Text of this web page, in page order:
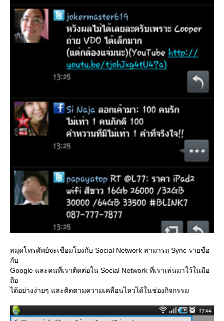
สมุดโทรศัพย์จะเชื่อมโยงกับ Social Network สามารถ Sync รายชื่อ
กับ
Google และคนที่เราติดต่อใน Social Network ที่เราเล่นมาใว้ในมือ
ถือ
ได้อย่างง่ายๆ และติดตามความเคลื่อนไหวได้ในช่องกิจกรรม